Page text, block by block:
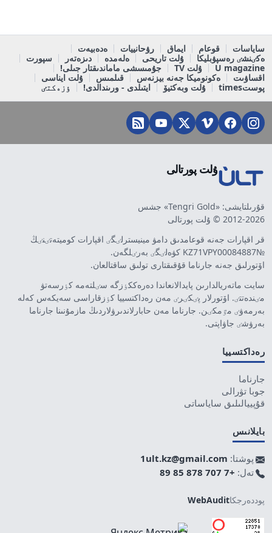
ساياسات قوعام ايماق رۋحانييات
ەدەبيەت
ەكٸنشٸ رەسپۋبليكا
ۇلت تاريحى ەلەمدە دىزەتەر
سپورت
U magazine
ۇلت TV
جۇمىسشى ماماندىقتار جىلى!
اقساۋىت
ەكونوميكا جەنە بيزنەس قىلمىس
ۇلت ايناسى
پوستtimes
ۇلت وبەكتيۆ ايتىلدى - ورىندالدى! ٶزەكتٸ
ۇلت پورتالى
قۇرىلتايشى: «Tengri Gold» جشس
2012-2026 © ۇلت پورتالى
قر اقپارات جەنە قوعامدىق دامۋ مينيسترلٸگٸ اقپارات كوميتەتٸنٸڭ
№KZ71VPY00084887 كۋەلٸگٸ بەرٸلگەن.
اۆتورلىق جەنە جارناما قۇقىقتارى تولىق ساقتالعان.
سايت ماتەريالدارىن پايدالانعاندا دەرەككٶزگە سٸلتەمە كٶرسەتۋ
مٸندەتتٸ. اۆتورلار پٸكٸرٸ مەن رەداكتسييا كٶزقاراسى سەيكەس كەلە
بەرمەۋٸ مٷمكٸن. جارناما مەن حابارلاندىرۋلاردىڭ مازمۇنىنا جارناما
بەرۋشٸ جاۋاپتى.
رەداكتسييا
جارناما
جوبا تۋرالى
قۇپييالىلىق ساياساتى
بايلانىس
پوشتا: 1ult.kz@gmail.com
تەل: +7 707 878 85 89
پوددەرجكاWebAudit